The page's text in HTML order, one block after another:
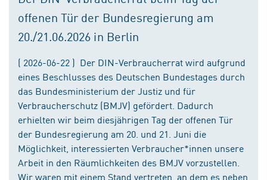
offenen Tür der Bundesregierung am
20./21.06.2026 in Berlin
( 2026-06-22 ) Der DIN-Verbraucherrat wird aufgrund
eines Beschlusses des Deutschen Bundestages durch
das Bundesministerium der Justiz und für
Verbraucherschutz (BMJV) gefördert. Dadurch
erhielten wir beim diesjährigen Tag der offenen Tür
der Bundesregierung am 20. und 21. Juni die
Möglichkeit, interessierten Verbraucher*innen unsere
Arbeit in den Räumlichkeiten des BMJV vorzustellen.
Wir waren mit einem Stand vertreten, an dem es neben